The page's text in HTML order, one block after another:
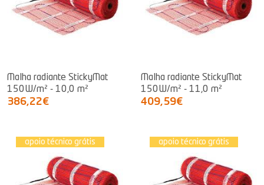
Malha radiante StickyMat
150W/m² - 10,0 m²
386,22€
Malha radiante StickyMat
150W/m² - 11,0 m²
409,59€
apoio técnico grátis apoio técnico grátis